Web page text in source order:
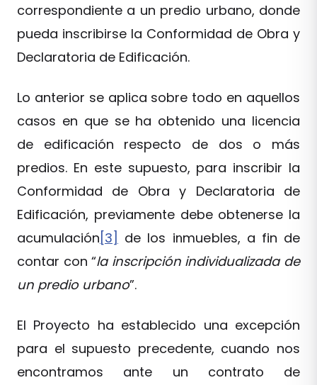
correspondiente a un predio urbano, donde
pueda inscribirse la Conformidad de Obra y
Declaratoria de Edificación.
Lo anterior se aplica sobre todo en aquellos
casos en que se ha obtenido una licencia
de edificación respecto de dos o más
predios. En este supuesto, para inscribir la
Conformidad de Obra y Declaratoria de
Edificación, previamente debe obtenerse la
acumulación [3] de los inmuebles, a fin de
contar con “la inscripción individualizada de
un predio urbano”.
El Proyecto ha establecido una excepción
para el supuesto precedente, cuando nos
encontramos ante un contrato de